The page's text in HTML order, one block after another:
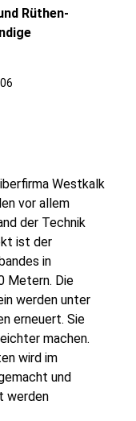
Rüthen-
Westkalk
vor allem
der Technik
ist der
in
Metern. Die
werden unter
erneuert. Sie
machen.
wird im
und
werden